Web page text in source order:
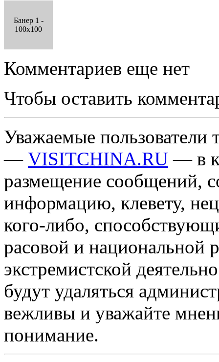
Банер 1 -
100x100
Комментариев еще нет
Чтобы оставить
Уважаемые пользователи
— VISITCHINA.RU — в
размещение сообщений,
информацию, клевету,
кого-либо,
расовой и национальной
экстремистской
будут удаляться
вежливы и уважайте
понимание.